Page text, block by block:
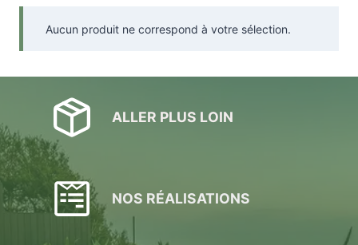
Aucun produit ne correspond à votre sélection.
ALLER PLUS LOIN
NOS RÉALISATIONS